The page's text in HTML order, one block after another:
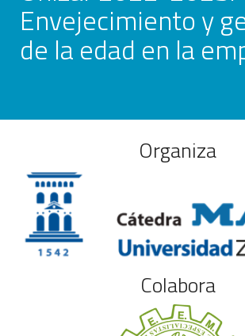
Envejecimiento y
de la edad en la
Organiza
Colabora